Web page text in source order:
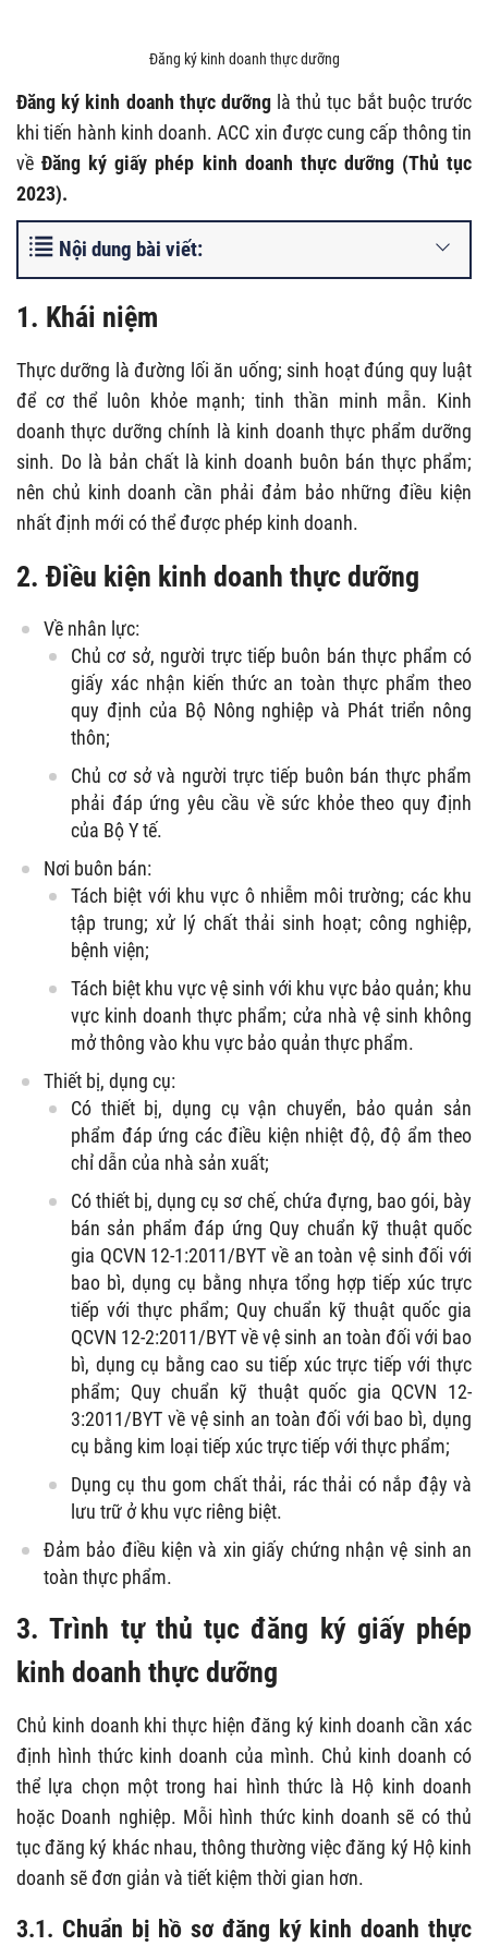
Đăng ký kinh doanh thực dưỡng
Đăng ký kinh doanh thực dưỡnglà thủ tục bắt buộc trước
khi tiến hành kinh doanh. ACC xin được cung cấp thông tin
vềĐăng ký giấy phép kinh doanh thực dưỡng (Thủ tục
2023).
Nội dung bài viết:
1. Khái niệm
Thực dưỡng là đường lối ăn uống; sinh hoạt đúng quy luật
để cơ thể luôn khỏe mạnh; tinh thần minh mẫn. Kinh
doanh thực dưỡng chính là kinh doanh thực phẩm dưỡng
sinh. Do là bản chất là kinh doanh buôn bán thực phẩm;
nên chủ kinh doanh cần phải đảm bảo những điều kiện
nhất định mới có thể được phép kinh doanh.
2. Điều kiện kinh doanh thực dưỡng
Về nhân lực:
Chủ cơ sở, người trực tiếp buôn bán thực phẩm có
giấy xác nhận kiến thức an toàn thực phẩm theo
quy định của Bộ Nông nghiệp và Phát triển nông
thôn;
Chủ cơ sở và người trực tiếp buôn bán thực phẩm
phải đáp ứng yêu cầu về sức khỏe theo quy định
của Bộ Y tế.
Nơi buôn bán:
Tách biệt với khu vực ô nhiễm môi trường; các khu
tập trung; xử lý chất thải sinh hoạt; công nghiệp,
bệnh viện;
Tách biệt khu vực vệ sinh với khu vực bảo quản; khu
vực kinh doanh thực phẩm; cửa nhà vệ sinh không
mở thông vào khu vực bảo quản thực phẩm.
Thiết bị, dụng cụ:
Có thiết bị, dụng cụ vận chuyển, bảo quản sản
phẩm đáp ứng các điều kiện nhiệt độ, độ ẩm theo
chỉ dẫn của nhà sản xuất;
Có thiết bị, dụng cụ sơ chế, chứa đựng, bao gói, bày
bán sản phẩm đáp ứng Quy chuẩn kỹ thuật quốc
gia QCVN 12-1:2011/BYT về an toàn vệ sinh đối với
bao bì, dụng cụ bằng nhựa tổng hợp tiếp xúc trực
tiếp với thực phẩm; Quy chuẩn kỹ thuật quốc gia
QCVN 12-2:2011/BYT về vệ sinh an toàn đối với bao
bì, dụng cụ bằng cao su tiếp xúc trực tiếp với thực
phẩm; Quy chuẩn kỹ thuật quốc gia QCVN 12-
3:2011/BYT về vệ sinh an toàn đối với bao bì, dụng
cụ bằng kim loại tiếp xúc trực tiếp với thực phẩm;
Dụng cụ thu gom chất thải, rác thải có nắp đậy và
lưu trữ ở khu vực riêng biệt.
Đảm bảo điều kiện và xin giấy chứng nhận vệ sinh an
toàn thực phẩm.
3. Trình tự thủ tục đăng ký giấy phép
kinh doanh thực dưỡng
Chủ kinh doanh khi thực hiện đăng ký kinh doanh cần xác
định hình thức kinh doanh của mình. Chủ kinh doanh có
thể lựa chọn một trong hai hình thức là Hộ kinh doanh
hoặc Doanh nghiệp. Mỗi hình thức kinh doanh sẽ có thủ
tục đăng ký khác nhau, thông thường việc đăng ký Hộ kinh
doanh sẽ đơn giản và tiết kiệm thời gian hơn.
3.1. Chuẩn bị hồ sơ đăng ký kinh doanh thực